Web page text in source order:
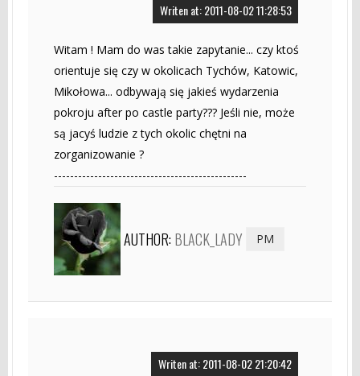
Writen at: 2011-08-02 11:28:53
Witam ! Mam do was takie zapytanie... czy ktoś
orientuje się czy w okolicach Tychów, Katowic,
Mikołowa... odbywają się jakieś wydarzenia
pokroju after po castle party??? Jeśli nie, może
są jacyś ludzie z tych okolic chętni na
zorganizowanie ?
------------------------------------------------
AUTHOR: BLACK_LADY PM
Writen at: 2011-08-02 21:20:42